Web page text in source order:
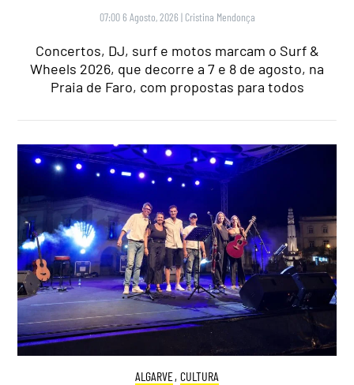
07:00 6 Agosto, 2026 | Cristina Mendonça
Concertos, DJ, surf e motos marcam o Surf &
Wheels 2026, que decorre a 7 e 8 de agosto, na
Praia de Faro, com propostas para todos
ALGARVE, CULTURA